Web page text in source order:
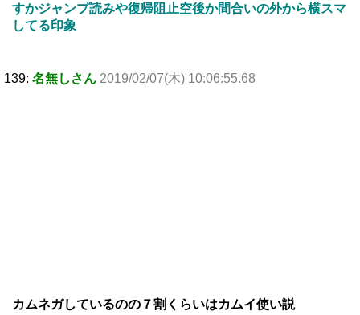
すかジャンプ読みや復帰阻止空後か間合いの外から横スマ
してる印象
139: 名無しさん 2019/02/07(木) 10:06:55.68
カムネガしているのの７割くらいはカムイ使い説